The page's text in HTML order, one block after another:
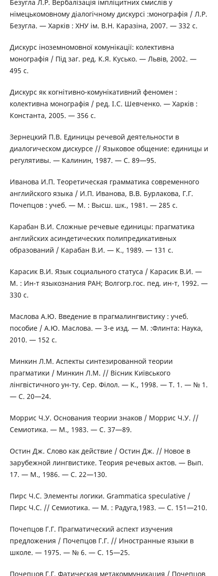
Безугла Л.Р. Вербалізація імпліцитних смислів у
німецькомовному діалогічному дискурсі :монографія / Л.Р.
Безугла. — Харків : ХНУ ім. В.Н. Каразіна, 2007. — 332 с.
Дискурс іноземномовної комунікації: колективна
монографія / Під заг. ред. К.Я. Кусько. — Львів, 2002. —
495 с.
Дискурс як когнітивно-комунікативний феномен :
колективна монографія / ред. І.С. Шевченко. — Харків :
Константа, 2005. — 356 с.
Зернецкий П.В. Единицы речевой деятельности в
диалогическом дискурсе // Языковое общение: единицы и
регулятивы. — Калинин, 1987. — С. 89—95.
Иванова И.П. Теоретическая грамматика современного
английского языка / И.П. Иванова, В.В. Бурлакова, Г.Г.
Почепцов : учеб. — М. : Высш. шк., 1981. — 285 с.
Карабан В.И. Сложные речевые единицы: прагматика
английских асиндетических полипредикативных
образований / Карабан В.И. — К., 1989. — 131 с.
Карасик В.И. Язык социального статуса / Карасик В.И. —
М. : Ин-т языкознания РАН; Волгогр.гос. пед. ин-т, 1992. —
330 с.
Маслова А.Ю. Введение в прагмалингвистику : учеб.
пособие / А.Ю. Маслова. — 3-е изд. — М. :Флинта: Наука,
2010. — 152 с.
Минкин Л.М. Аспекты синтезированной теории
прагматики / Минкин Л.М. // Вісник Київського
лінгвістичного ун-ту. Сер. Філол. — К., 1998. — Т. 1. — № 1.
— С. 20—24.
Моррис Ч.У. Основания теории знаков / Моррис Ч.У. //
Семиотика. — М., 1983. — С. 37—89.
Остин Дж. Слово как действие / Остин Дж. // Новое в
зарубежной лингвистике. Теория речевых актов. — Вып.
17. — М., 1986. — С. 22—130.
Пирс Ч.С. Элементы логики. Grammatica speculative /
Пирс Ч.С. // Семиотика. — М. : Радуга,1983. — С. 151—210.
Почепцов Г.Г. Прагматический аспект изучения
предложения / Почепцов Г.Г. // Иностранные языки в
школе. — 1975. — № 6. — С. 15—25.
Почепцов Г.Г. Фатическая метакоммуникация / Почепцов